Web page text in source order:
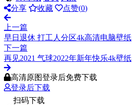
分享
收藏 点赞(0)
上一篇
早日退休 打工人分区4k高清电脑壁纸
下一篇
再见2021 气球2022年新年快乐4k壁纸
高清原图登录后免费下载
登录后下载
扫码下载